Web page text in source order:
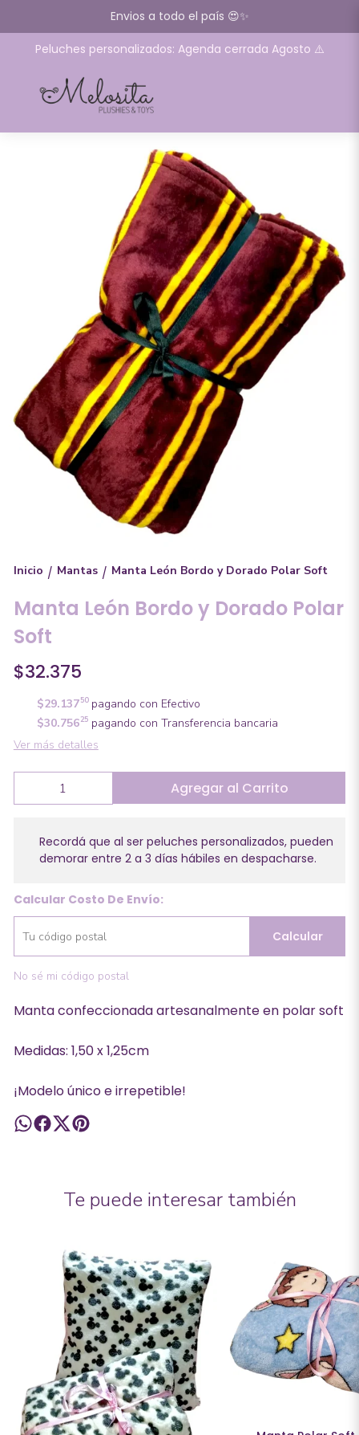
Envios a todo el país 😍✨
Peluches personalizados: Agenda cerrada Agosto ⚠️
Inicio / Mantas / Manta León Bordo y Dorado Polar Soft
Manta León Bordo y Dorado Polar
Soft
$32.375
$29.13750pagando con Efectivo
$30.75625pagando con Transferencia bancaria
Ver más detalles
Agregar al Carrito
Recordá que al ser peluches personalizados, pueden
demorar entre 2 a 3 días hábiles en despacharse.
Calcular Costo De Envío:
Calcular
No sé mi código postal
Manta confeccionada artesanalmente en polar soft
Medidas: 1,50 x 1,25cm
¡Modelo único e irrepetible!
Te puede interesar también